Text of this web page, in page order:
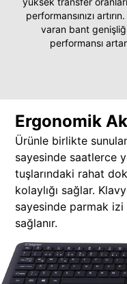
performansınızı
varan bant
performansı
Ergonomik
Ürünle birlikte
sayesinde saatlerce
tuşlarındaki rahat
kolaylığı sağlar.
sayesinde parmak
sağlanır.